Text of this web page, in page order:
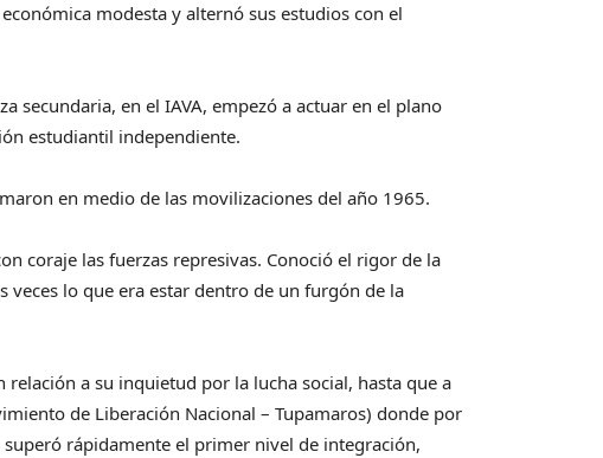
modesta y alternó sus estudios con el
secundaria, en el IAVA, empezó a actuar en el plano
estudiantil independiente.
en medio de las movilizaciones del año 1965.
coraje las fuerzas represivas. Conoció el rigor de la
lo que era estar dentro de un furgón de la
a su inquietud por la lucha social, hasta que a
de Liberación Nacional – Tupamaros) donde por
rápidamente el primer nivel de integración,